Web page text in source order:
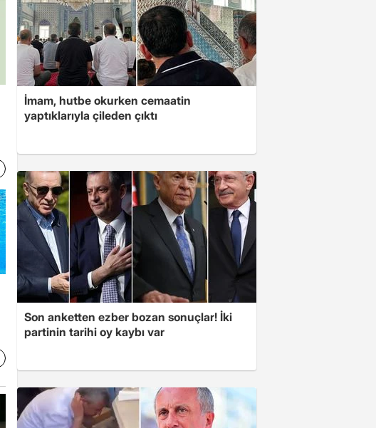
İmam, hutbe okurken cemaatin
yaptıklarıyla çileden çıktı
Son anketten ezber bozan sonuçlar! İki
partinin tarihi oy kaybı var